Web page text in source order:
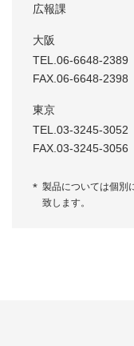
広報課
大阪
TEL.06-6648-2389
FAX.06-6648-2398
東京
TEL.03-3245-3052
FAX.03-3245-3056
製品については個別
致します。